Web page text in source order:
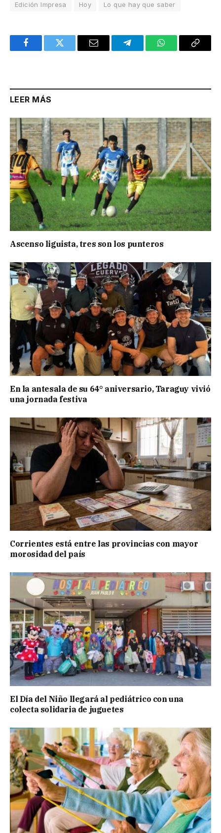
Edición Impresa Hoy Lo que hay que saber
FacebookTwitter Email TelegramWhatsAppCopy
LEER MÁS
Ascenso liguista, tres son los punteros
En la antesala de su 64° aniversario, Taraguy vivió
una jornada festiva
Corrientes está entre las provincias con mayor
morosidad del país
El Día del Niño llegará al pediátrico con una
colecta solidaria de juguetes